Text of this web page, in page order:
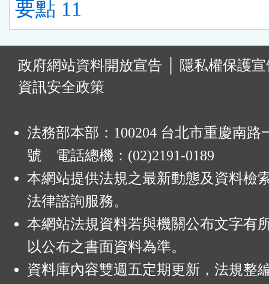
要點 11
政府網站資料開放宣告
隱私權保護
資訊安全政策
法務部本部：100204 台北市重慶南路
號 電話總機：(02)2191-0189
本網站提供法規之最新動態及資料檢
法律諮詢服務。
本網站法規資料若與機關公布文字有
以公布之書面資料為準。
資料庫內容雙週五定期更新，法規整